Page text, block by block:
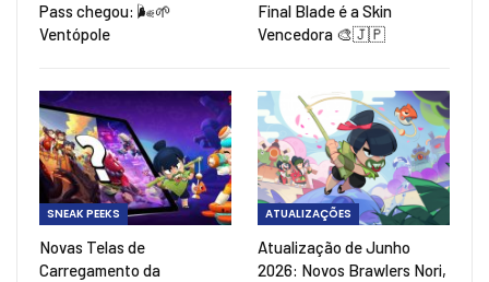
Pass chegou: 🌬️🌱
Ventópole
Final Blade é a Skin
Vencedora 🎨🇯🇵
SNEAK PEEKS
Novas Telas de
Carregamento da
ATUALIZAÇÕES
Atualização de Junho
2026: Novos Brawlers Nori,